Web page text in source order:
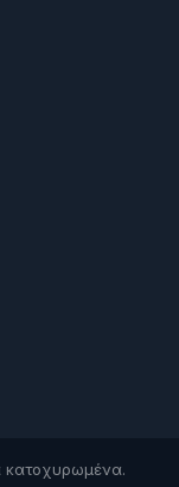
κατοχυρωμένα.